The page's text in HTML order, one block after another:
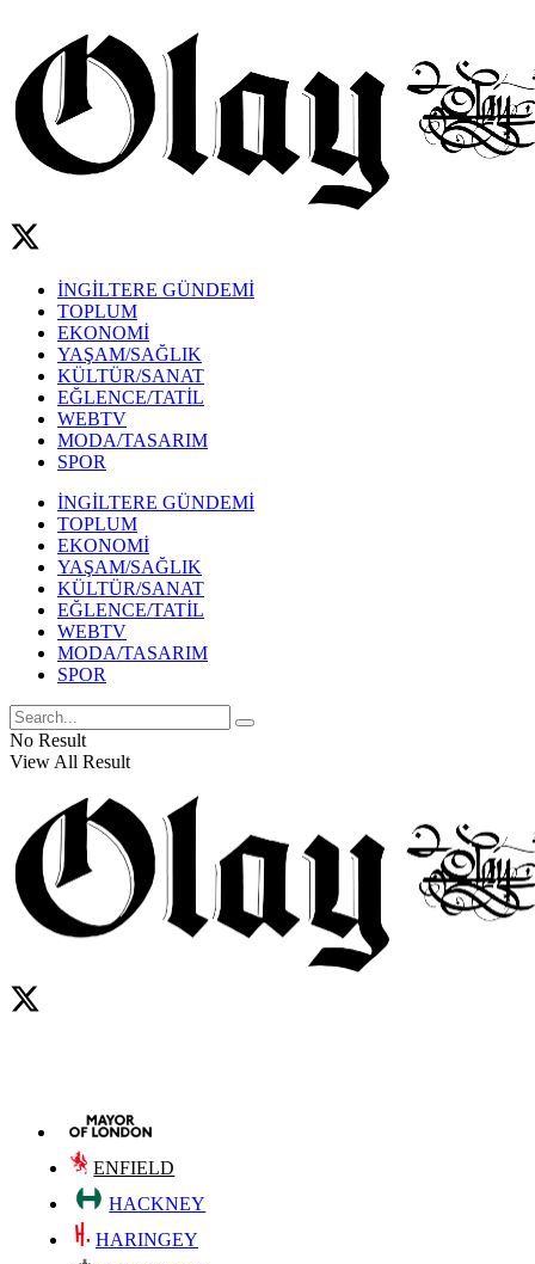
İNGİLTERE GÜNDEMİ
TOPLUM
EKONOMİ
YAŞAM/SAĞLIK
KÜLTÜR/SANAT
EĞLENCE/TATİL
WEBTV
MODA/TASARIM
SPOR
İNGİLTERE GÜNDEMİ
TOPLUM
EKONOMİ
YAŞAM/SAĞLIK
KÜLTÜR/SANAT
EĞLENCE/TATİL
WEBTV
MODA/TASARIM
SPOR
No Result
View All Result
ENFIELD
HACKNEY
HARINGEY